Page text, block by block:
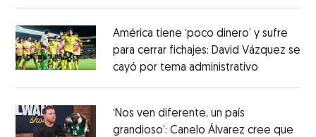
América tiene ‘poco dinero’ y sufre
para cerrar fichajes: David Vázquez se
cayó por tema administrativo
‘Nos ven diferente, un país
grandioso’: Canelo Álvarez cree que